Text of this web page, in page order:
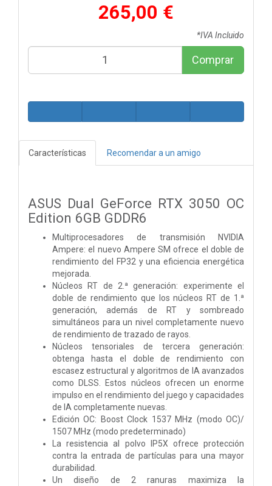
265,00 €
*IVA Incluido
Comprar
Características Recomendar a un amigo
ASUS Dual GeForce RTX 3050 OC
Edition 6GB GDDR6
Multiprocesadores de transmisión NVIDIA
Ampere: el nuevo Ampere SM ofrece el doble de
rendimiento del FP32 y una eficiencia energética
mejorada.
Núcleos RT de 2.ª generación: experimente el
doble de rendimiento que los núcleos RT de 1.ª
generación, además de RT y sombreado
simultáneos para un nivel completamente nuevo
de rendimiento de trazado de rayos.
Núcleos tensoriales de tercera generación:
obtenga hasta el doble de rendimiento con
escasez estructural y algoritmos de IA avanzados
como DLSS. Estos núcleos ofrecen un enorme
impulso en el rendimiento del juego y capacidades
de IA completamente nuevas.
Edición OC: Boost Clock 1537 MHz (modo OC)/
1507 MHz (modo predeterminado)
La resistencia al polvo IP5X ofrece protección
contra la entrada de partículas para una mayor
durabilidad.
Un diseño de 2 ranuras maximiza la